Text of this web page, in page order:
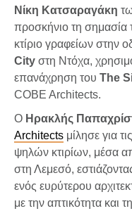
Νίκη Κατσαραγάκη
προσκήνιο τη
κτίριο γραφείων στην
City στη Ντόχα,
επανάχρηση του The
COBE Architects.
Ο Ηρακλής
Architects μίλησε για
ψηλών κτιρίων, μέσα
στη Λεμεσό,
ενός ευρύτερου
με την απτικότητα και